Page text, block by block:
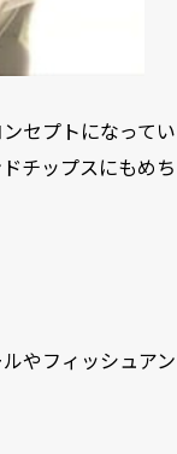
セプトになってい
チップスにもめち
やフィッシュアン